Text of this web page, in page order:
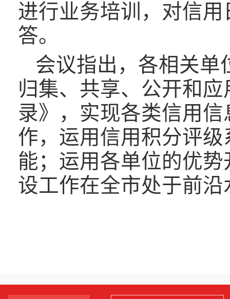
进行业务培训，对信
答。
会议指出，各相关单
归集、共享、公开和
录》，实现各类信用
作，运用信用积分评
能；运用各单位的优
设工作在全市处于前沿